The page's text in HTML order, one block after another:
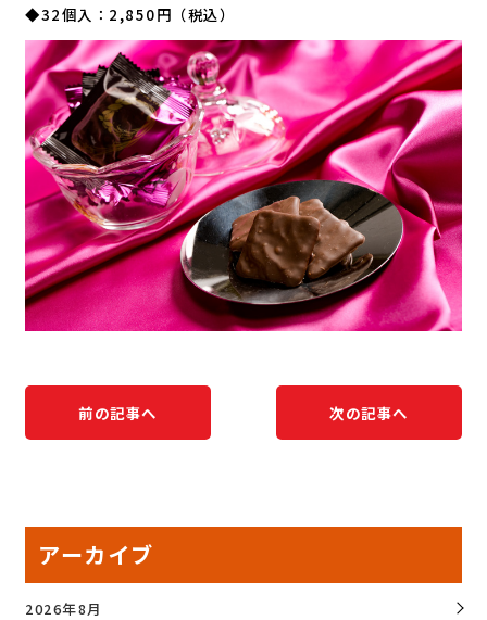
◆32個入：2,850円（税込）
前の記事へ 次の記事へ
アーカイブ
2026年8月